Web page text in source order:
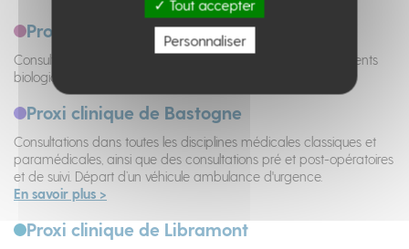
Proxi clinique de Vielsalm
Consultations médicales, paramédicales ainsi que prélèvements
biologiques.
Proxi clinique de Bastogne
Consultations dans toutes les disciplines médicales classiques et
paramédicales, ainsi que des consultations pré et post-opératoires
et de suivi. Départ d’un véhicule ambulance d'urgence.
En savoir plus >
Proxi clinique de Libramont
Tout accepter
Personnaliser